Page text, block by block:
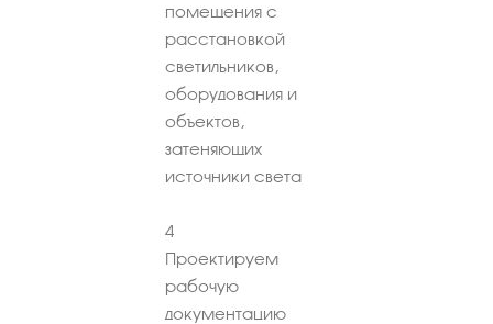
помещения с
расстановкой
светильников,
оборудования и
объектов,
затеняющих
источники света
4
Проектируем
рабочую
документацию